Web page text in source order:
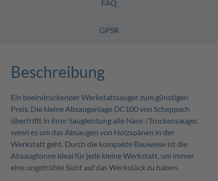
FAQ
GPSR
Beschreibung
Ein beeindruckender Werkstattsauger zum günstigen
Preis. Die kleine Absauganlage DC100 von Scheppach
übertrifft in ihrer Saugleistung alle Nass-/Trockensauger,
wenn es um das Absaugen von Holzspänen in der
Werkstatt geht. Durch die kompakte Bauweise ist die
Absaugtonne ideal für jede kleine Werkstatt, um immer
eine ungetrübte Sicht auf das Werkstück zu haben.